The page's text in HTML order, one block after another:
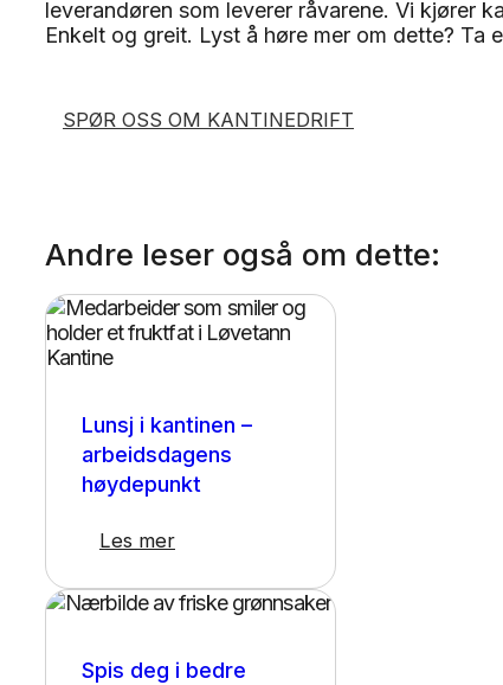
leverandøren som leverer råvarene. Vi kjører
Enkelt og greit. Lyst å høre mer om dette? Ta
SPØR OSS OM KANTINEDRIFT
Andre leser også om dette:
Lunsj i kantinen –
arbeidsdagens
høydepunkt
Les mer
Spis deg i bedre